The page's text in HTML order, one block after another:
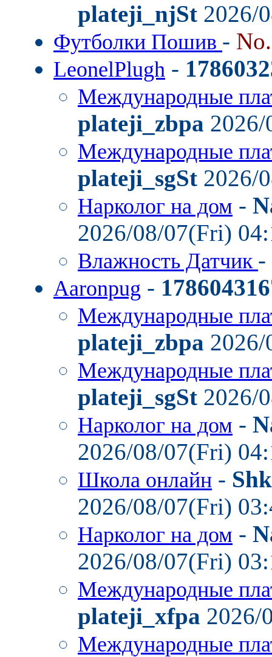
plateji_njSt 2026/
Футболки Пошив -
LeonelPlugh -
Международные
plateji_zbpa
Международные
plateji_sgSt 2026/
Нарколог на дом -
2026/08/07(Fri)
Влажность Датчик -
Aaronpug -
Международные
plateji_zbpa
Международные
plateji_sgSt 2026/
Нарколог на дом -
2026/08/07(Fri)
Школа онлайн -
2026/08/07(Fri)
Нарколог на дом -
2026/08/07(Fri)
Международные
plateji_xfpa 2026/
Международные